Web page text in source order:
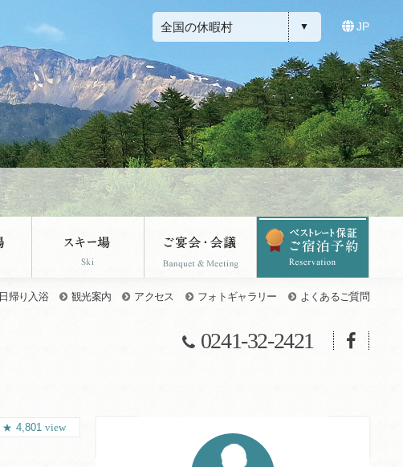
全国の休暇村 JP
日帰り入浴 観光案内 アクセス フォトギャラリー よくあるご質問
0241-32-2421
4,801 view